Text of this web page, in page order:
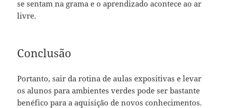
se sentam na grama e o aprendizado acontece ao ar
livre.
Conclusão
Portanto, sair da rotina de aulas expositivas e levar
os alunos para ambientes verdes pode ser bastante
benéfico para a aquisição de novos conhecimentos.